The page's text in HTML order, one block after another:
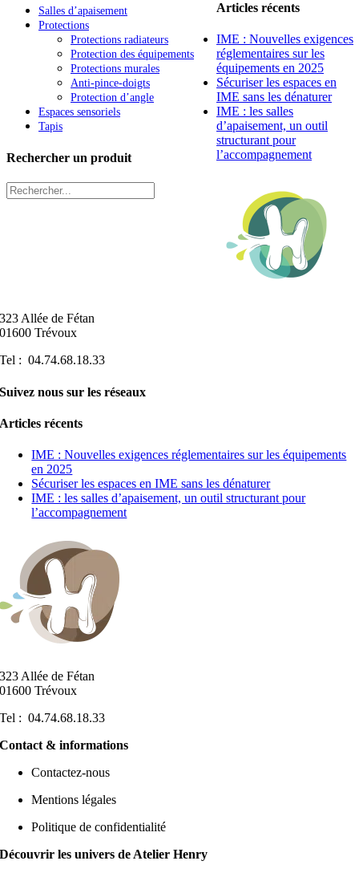
Salles d’apaisement
Protections
Protections radiateurs
Protection des équipements
Protections murales
Anti-pince-doigts
Protection d’angle
Espaces sensoriels
Tapis
Rechercher un produit
Articles récents
IME : Nouvelles exigences
réglementaires sur les
équipements en 2025
Sécuriser les espaces en
IME sans les dénaturer
IME : les salles
d’apaisement, un outil
structurant pour
l’accompagnement
323 Allée de Fétan
01600 Trévoux
Tel : 04.74.68.18.33
Suivez nous sur les réseaux
Articles récents
IME : Nouvelles exigences réglementaires sur les équipements
en 2025
Sécuriser les espaces en IME sans les dénaturer
IME : les salles d’apaisement, un outil structurant pour
l’accompagnement
323 Allée de Fétan
01600 Trévoux
Tel : 04.74.68.18.33
Contact & informations
Contactez-nous
Mentions légales
Politique de confidentialité
Découvrir les univers de Atelier Henry